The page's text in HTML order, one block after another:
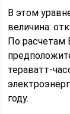
В этом
величина:
По расчетам
тераватт-
году.